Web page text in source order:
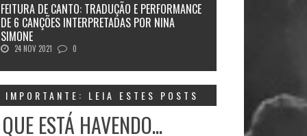
FEITURA DE CANTO: TRADUÇÃO E PERFORMANCE
DE 6 CANÇÕES INTERPRETADAS POR NINA
SIMONE
24 NOV 2021 0
IMPORTANTE: LEIA ESTES POSTS
ESTÁ HAVENDO...